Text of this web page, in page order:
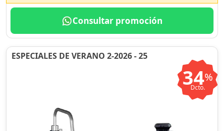
Consultar promoción
ESPECIALES DE VERANO 2-2026 - 25
34%
Dcto.